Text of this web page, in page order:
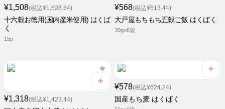
¥1,508(税込¥1,628.64)
十六穀お徳用(国内産米使用) はくば
く
15p
¥568(税込¥613.44)
大戸屋もちもち五穀ご飯 はくばく
30g×6袋
¥1,318(税込¥1,423.44)
¥578(税込¥624.24)
国産もち麦 はくばく